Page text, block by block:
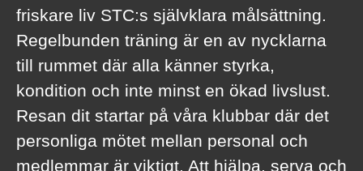
friskare liv STC:s självklara målsättning.
Regelbunden träning är en av nycklarna
till rummet där alla känner styrka,
kondition och inte minst en ökad livslust.
Resan dit startar på våra klubbar där det
personliga mötet mellan personal och
medlemmar är viktigt. Att hjälpa, serva och